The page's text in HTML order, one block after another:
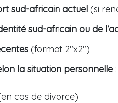
sud-africain actuel (si
sud-africain ou de
(format 2″x2″)
la situation personnelle :
cas de divorce)